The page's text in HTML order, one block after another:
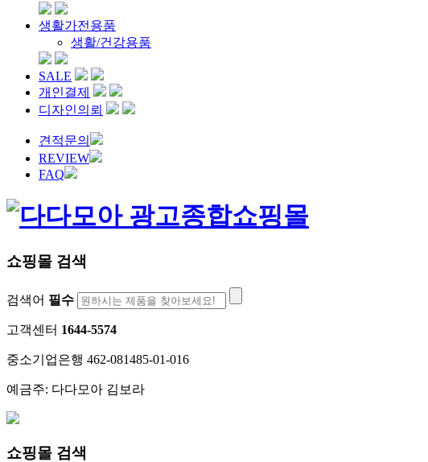
생활가전용품
생활/건강용품
SALE
개인결제
디자인의뢰
견적문의
REVIEW
FAQ
쇼핑몰 검색
검색어 필수
고객센터 1644-5574
중소기업은행 462-081485-01-016
예금주: 다다모아 김보라
쇼핑몰 검색